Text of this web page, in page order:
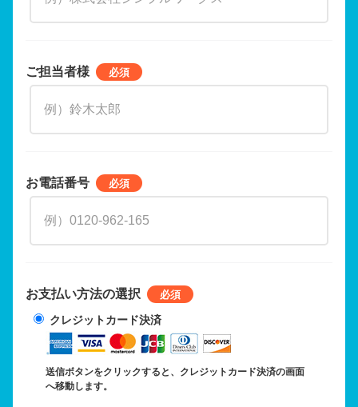
ご担当者様
お電話番号
お支払い方法の選択
クレジットカード決済
送信ボタンをクリックすると、クレジットカード決済の画面
へ移動します。